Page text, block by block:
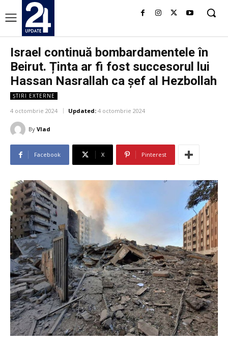
Israel continuă bombardamentele în
Beirut. Ținta ar fi fost succesorul lui
Hassan Nasrallah ca șef al Hezbollah
ȘTIRI EXTERNE
4 octombrie 2024 Updated: 4 octombrie 2024
By Vlad
Facebook X Pinterest